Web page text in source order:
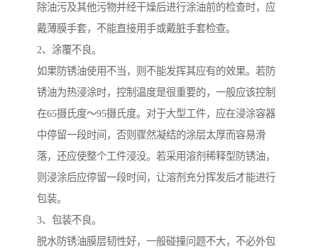
除油污及其他污物并经干燥后进行涂油前的检查时，应
戴薄膜手套，不能直接用手或戴脏手套检查。
2、涂覆不良。
如果防锈油使用不当，则不能发挥其应有的效果。若防
锈油为热浸涂时，控制温度是很重要的，一般应该控制
在65摄氏度～95摄氏度。对于大型工件，应在浸涂容器
中停留一段时间，否则骤然凝结的涂层太厚而容易滑
落，还应使整个工件浸没。若采用溶剂稀释型防锈油，
则浸涂后应停留一段时间，让溶剂充分挥发后才能进行
包装。
3、包装不良。
脱水防锈油膜层韧性好，一般碰撞问题不大，不必外包